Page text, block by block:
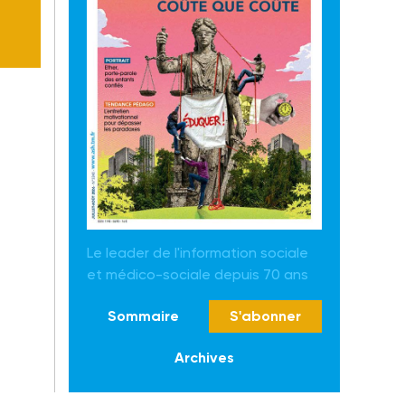
Le leader de l'information sociale
et médico-sociale depuis 70 ans
Sommaire S'abonner
Archives